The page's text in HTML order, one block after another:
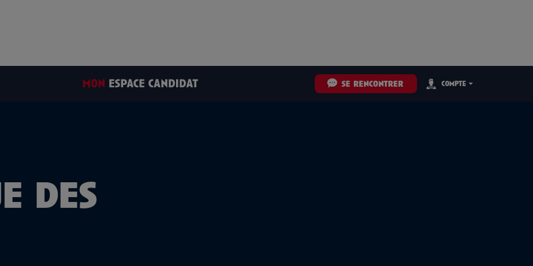
se rencontrer compte
des